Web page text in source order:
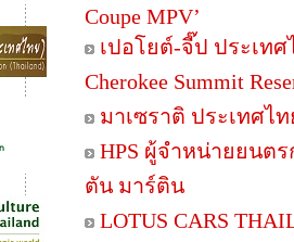
Coupe MPV’
เปอโยต์-จี๊ป ประเทศ
Cherokee Summit
มาเซราติ ประเทศไ
HPS ผู้จำหน่ายยนต
ตัน มาร์ติน
LOTUS CARS